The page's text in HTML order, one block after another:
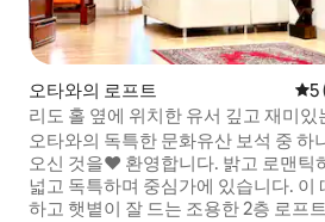
오타와의 로프트 평5
리도 홀 옆에 위치한 유서 깊고 재미있
에든버러 로프트
오타와의 독특한 문화유산 보석 중 하
오신 것을❤️ 환영합니다. 밝고 로맨틱하며
넓고 독특하며 중심가에 있습니다. 이
하고 햇볕이 잘 드는 조용한 2층 로프